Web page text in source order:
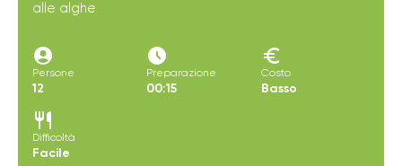
alle alghe
account_circle
Persone
12
access_time_filled
Preparazione
00:15
euro
Costo
Basso
restaurant
Difficoltà
Facile